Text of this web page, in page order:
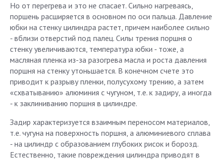
Но от перегрева и это не спасает. Сильно нагреваясь,
поршень расширяется в основном по оси пальца. Давление
юбки на стенку цилиндра растет, причем наиболее сильно
- вблизи отверстий под палец. Силы трения поршня о
стенку увеличиваются, температура юбки - тоже, а
масляная пленка из-за разогрева масла и роста давления
поршня на стенку утоньшается. В конечном счете это
приводит к разрыву пленки, полусухому трению, а затем
«схватыванию» алюминия с чугуном, т.е. к задиру, а иногда
- к заклиниванию поршня в цилиндре.
Задир характеризуется взаимным переносом материалов,
т.е. чугуна на поверхность поршня, а алюминиевого сплава
- на цилиндр с образованием глубоких рисок и борозд.
Естественно, такие повреждения цилиндра приводят в